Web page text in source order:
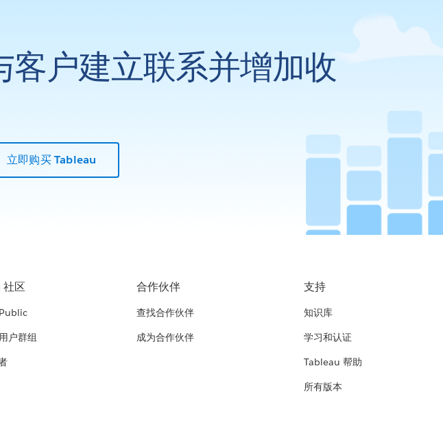
户建立联系并增加收
立即购买 Tableau
社区
户群组
合作伙伴
查找合作伙伴
成为合作伙伴
支持
知识库
学习和认证
Tableau 帮助
所有版本